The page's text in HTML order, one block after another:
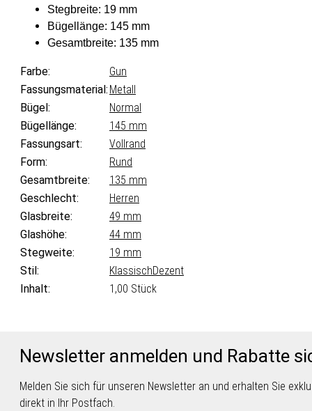
Stegbreite: 19 mm
Bügellänge: 145 mm
Gesamtbreite: 135 mm
Farbe:
Gun
Fassungsmaterial: Metall
Bügel:
Normal
Bügellänge:
145 mm
Fassungsart:
Vollrand
Form:
Rund
Gesamtbreite:
135 mm
Geschlecht:
Herren
Glasbreite:
49 mm
Glashöhe:
44 mm
Stegweite:
19 mm
Stil:
KlassischDezent
Inhalt:
1,00 Stück
Newsletter anmelden und Rabatte
Melden Sie sich für unseren Newsletter an und erhalten Sie
direkt in Ihr Postfach.